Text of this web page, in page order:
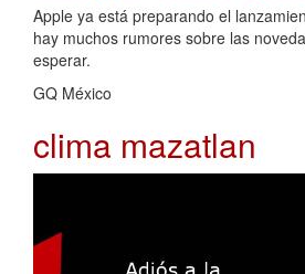
Apple ya está preparando el
hay muchos rumores sobre las
esperar.
GQ México
clima mazatlan